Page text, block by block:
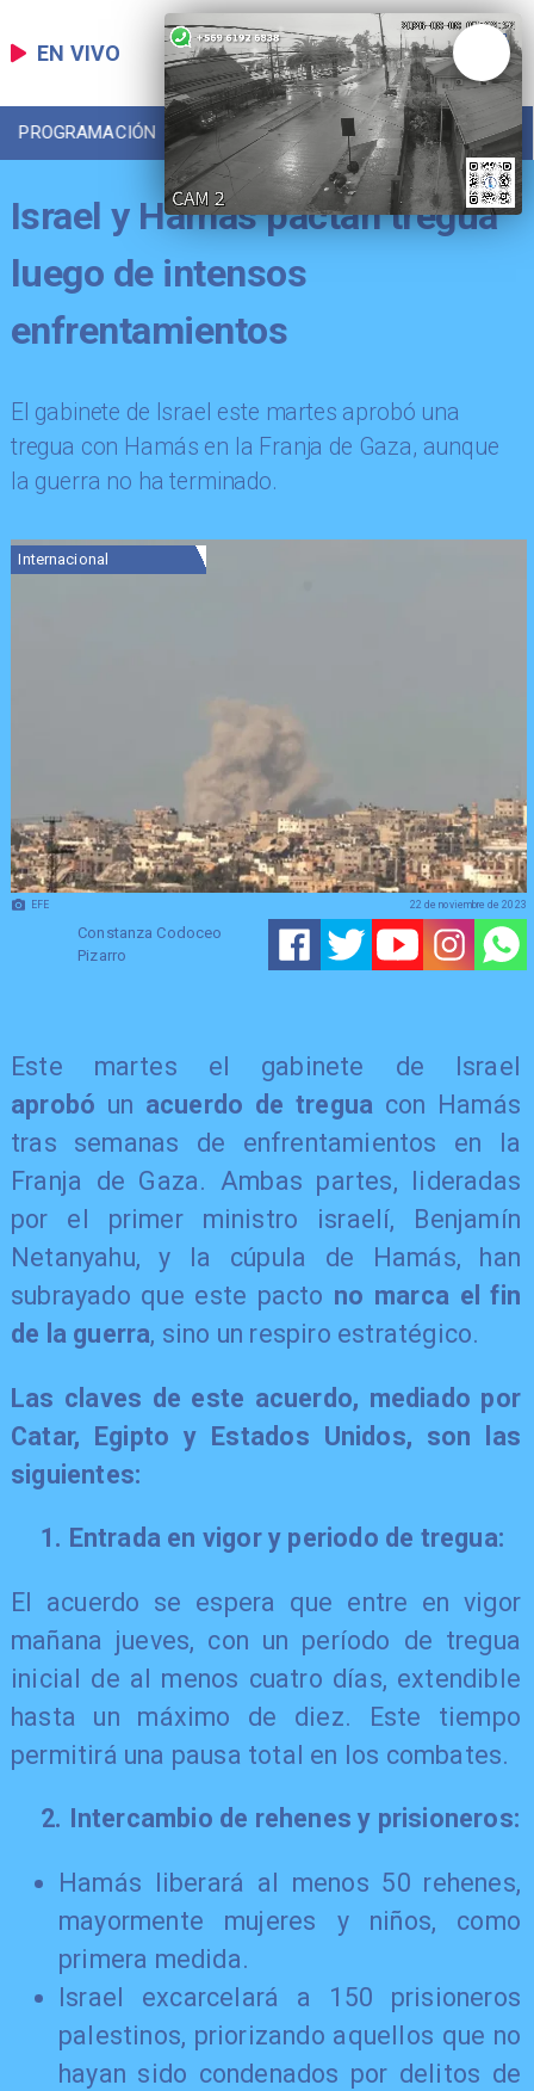
EN VIVO
PROGRAMACIÓN LOCAL DEPORTES
Israel y Hamás pactan tregua
luego de intensos
enfrentamientos
El gabinete de Israel este martes aprobó una
tregua con Hamás en la Franja de Gaza, aunque
la guerra no ha terminado.
EFE
Internacional
Constanza Codoceo
Pizarro
22 de noviembre de 2023
Este martes el gabinete de Israel
aprobó un acuerdo de tregua con Hamás
tras semanas de enfrentamientos en la
Franja de Gaza. Ambas partes, lideradas
por el primer ministro israelí, Benjamín
Netanyahu, y la cúpula de Hamás, han
subrayado que este pacto no marca el fin
de la guerra, sino un respiro estratégico.
Las claves de este acuerdo, mediado por
Catar, Egipto y Estados Unidos, son las
siguientes:
1. Entrada en vigor y periodo de tregua:
El acuerdo se espera que entre en vigor
mañana jueves, con un período de tregua
inicial de al menos cuatro días, extendible
hasta un máximo de diez. Este tiempo
permitirá una pausa total en los combates.
2. Intercambio de rehenes y prisioneros:
​Hamás liberará al menos 50 rehenes,
mayormente mujeres y niños, como
primera medida.
Israel excarcelará a 150 prisioneros
palestinos, priorizando aquellos que no
hayan sido condenados por delitos de